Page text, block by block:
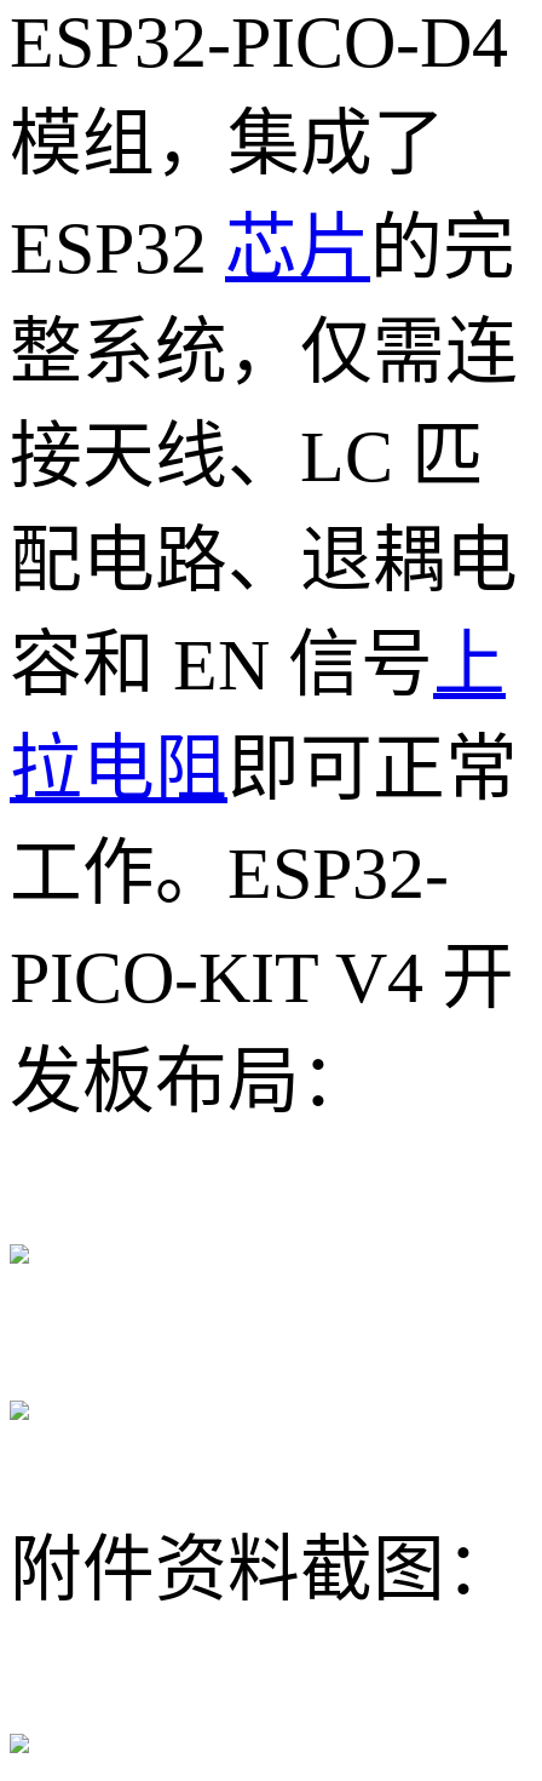
ESP32-PICO-D4
模组，集成了
ESP32 芯片的完
整系统，仅需连
接天线、LC 匹
配电路、退耦电
容和 EN 信号上
拉电阻即可正常
工作。ESP32-
PICO-KIT V4 开
发板布局：
附件资料截图：